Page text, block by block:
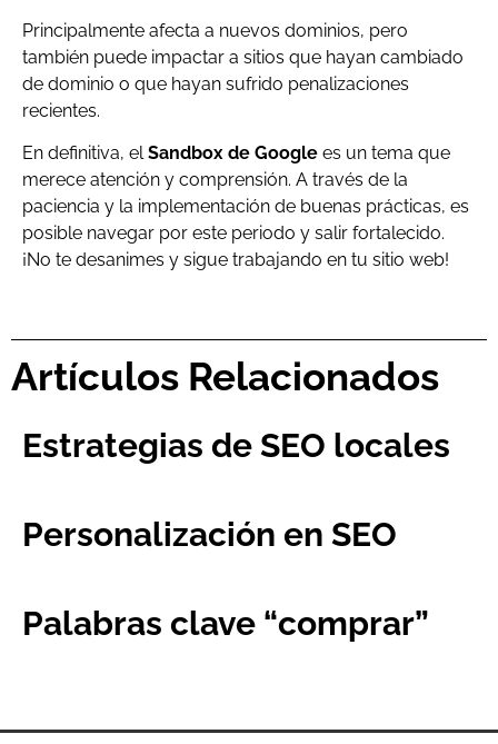
Principalmente afecta a nuevos dominios, pero
también puede impactar a sitios que hayan cambiado
de dominio o que hayan sufrido penalizaciones
recientes.
En definitiva, elSandbox de Google es un tema que
merece atención y comprensión. A través de la
paciencia y la implementación de buenas prácticas, es
posible navegar por este periodo y salir fortalecido.
¡No te desanimes y sigue trabajando en tu sitio web!
Artículos Relacionados
Estrategias de SEO locales
Personalización en SEO
Palabras clave “comprar”